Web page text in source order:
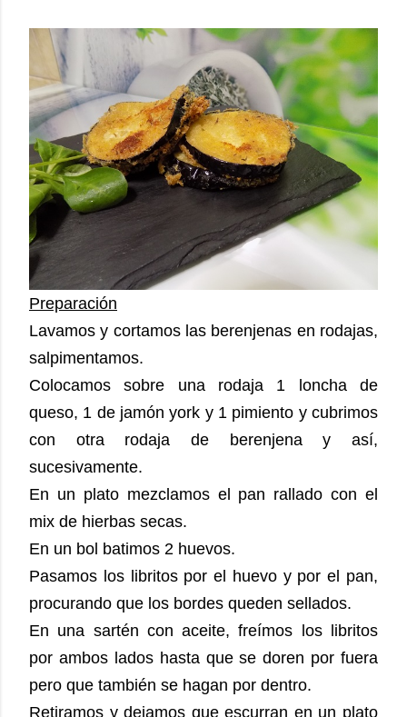
Preparación
Lavamos y cortamos las berenjenas en rodajas,
salpimentamos.
Colocamos sobre una rodaja 1 loncha de
queso, 1 de jamón york y 1 pimiento y cubrimos
con otra rodaja de berenjena y así,
sucesivamente.
En un plato mezclamos el pan rallado con el
mix de hierbas secas.
En un bol batimos 2 huevos.
Pasamos los libritos por el huevo y por el pan,
procurando que los bordes queden sellados.
En una sartén con aceite, freímos los libritos
por ambos lados hasta que se doren por fuera
pero que también se hagan por dentro.
Retiramos y dejamos que escurran en un plato